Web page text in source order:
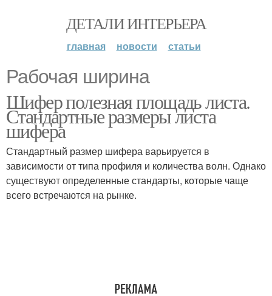
ДЕТАЛИ ИНТЕРЬЕРА
главная новости статьи
Рабочая ширина
Шифер полезная площадь листа.
Стандартные размеры листа
шифера
Стандартный размер шифера варьируется в
зависимости от типа профиля и количества волн. Однако
существуют определенные стандарты, которые чаще
всего встречаются на рынке.